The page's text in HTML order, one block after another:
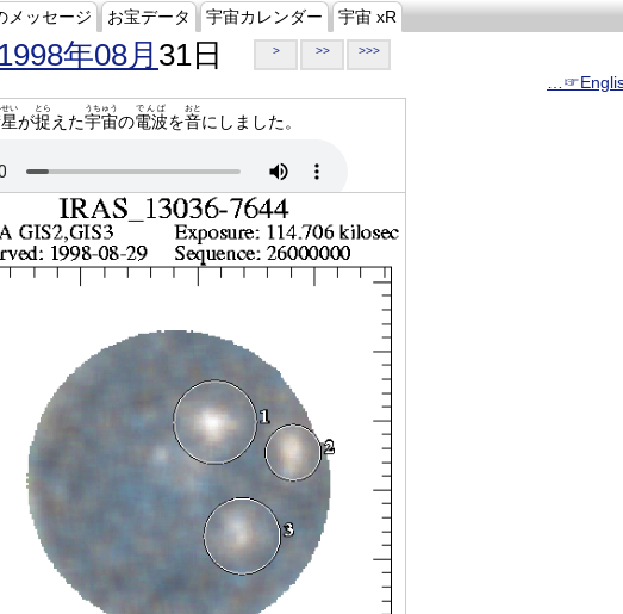
メッセージ お宝データ 宇宙カレンダー 宇宙 xR
1998年08月 31日 > >> >>>
せい
が捉
とら
えた宇宙
うちゅう
の電波
でんぱ
を音
おと
にしました。